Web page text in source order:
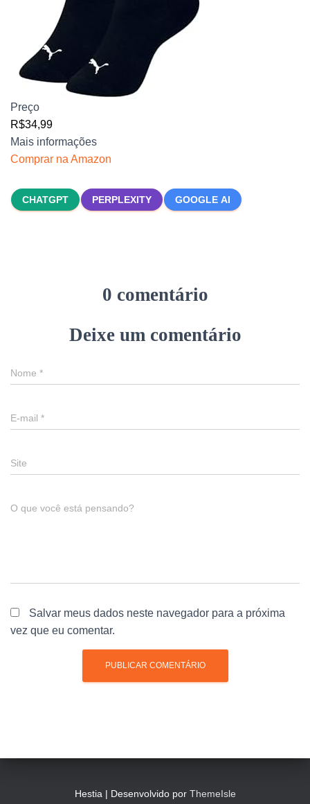
Preço
R$34,99
Mais informações
Comprar na Amazon
CHATGPT PERPLEXITY GOOGLE AI
0 comentário
Deixe um comentário
Nome *
E-mail *
Site
O que você está pensando?
Salvar meus dados neste navegador para a próxima
vez que eu comentar.
Hestia | Desenvolvido por ThemeIsle